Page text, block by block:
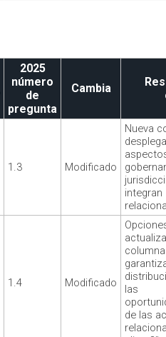
2025
número
de
pregunta
Cambia
1.3 Modificado
Nueva
1.4 Modificado
las
de las